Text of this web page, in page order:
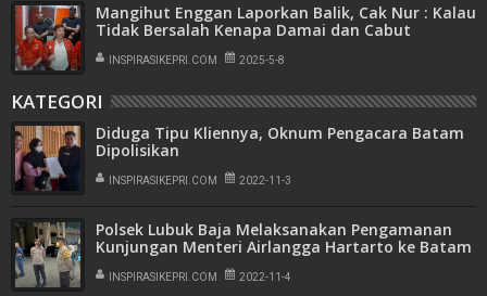
Mangihut Enggan Laporkan Balik, Cak Nur : Kalau
Tidak Bersalah Kenapa Damai dan Cabut
Laporan
INSPIRASIKEPRI.COM 2025-5-8
KATEGORI
Diduga Tipu Kliennya, Oknum Pengacara Batam
Dipolisikan
INSPIRASIKEPRI.COM 2022-11-3
Polsek Lubuk Baja Melaksanakan Pengamanan
Kunjungan Menteri Airlangga Hartarto ke Batam
INSPIRASIKEPRI.COM 2022-11-4